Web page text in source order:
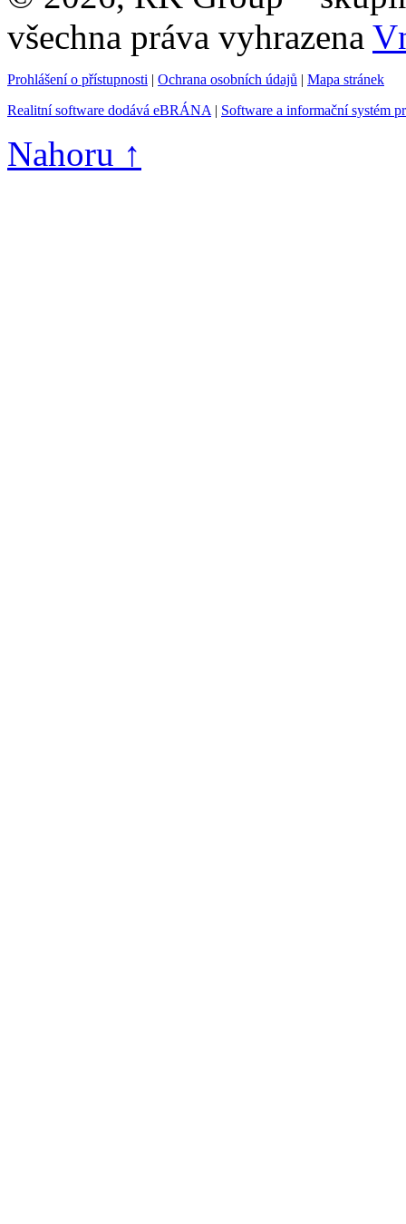
všechna práva vyhrazena
Prohlášení o přístupnosti | Ochrana osobních údajů | Mapa stránek
Realitní software dodává eBRÁNA | Software a informační systém
Nahoru ↑